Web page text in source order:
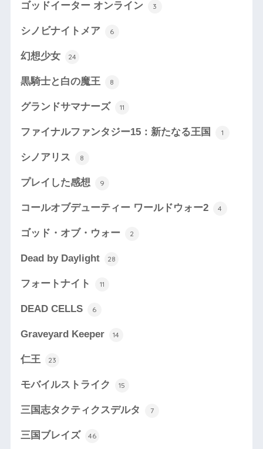
ゴッドイーター オンライン 3
シノビナイトメア 6
幻想少女 24
黒騎士と白の魔王 8
グランドサマナーズ 11
ファイナルファンタジー15：新たなる王国 1
シノアリス 8
プレイした感想 9
コールオブデューティー ワールドウォー2 4
ゴッド・オブ・ウォー 2
Dead by Daylight 28
フォートナイト 11
DEAD CELLS 6
Graveyard Keeper 14
仁王 23
モバイルストライク 15
三国志タクティクスデルタ 7
三国ブレイズ 46